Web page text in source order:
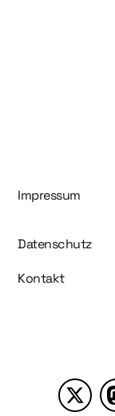
Impressum
Datenschutz
Kontakt